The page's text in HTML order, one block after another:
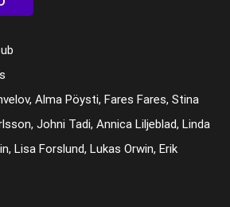
Alma Pöysti, Fares Fares, Stina
Johni Tadi, Annica Liljeblad, Linda
Lisa Forslund, Lukas Orwin, Erik